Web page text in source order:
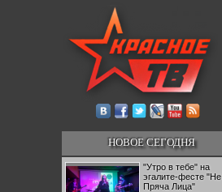
НОВОЕ СЕГОДНЯ
"Утро в тебе" на
эгалите-фесте "Не
Пряча Лица"